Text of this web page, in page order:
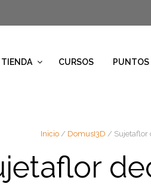
TIENDA CURSOS PUNTOS
Inicio/ DomusI3D / Sujetaflor